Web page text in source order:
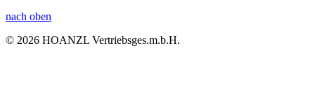
nach oben
© 2026 HOANZL Vertriebsges.m.b.H.